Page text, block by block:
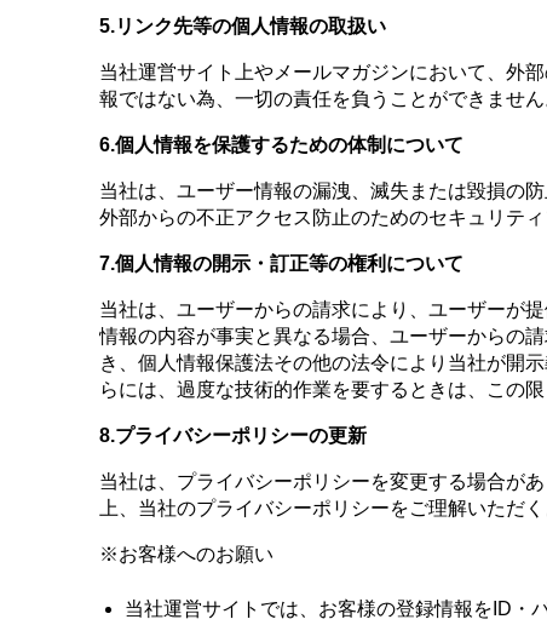
5.リンク先等の個人情報の取扱い
当社運営サイト上やメールマガジンにおいて、外
報ではない為、一切の責任を負うことができませ
6.個人情報を保護するための体制について
当社は、ユーザー情報の漏洩、滅失または毀損の
外部からの不正アクセス防止のためのセキュリテ
7.個人情報の開示・訂正等の権利について
当社は、ユーザーからの請求により、ユーザーが
情報の内容が事実と異なる場合、ユーザーからの
き、個人情報保護法その他の法令により当社が開
らには、過度な技術的作業を要するときは、この限
8.プライバシーポリシーの更新
当社は、プライバシーポリシーを変更する場合が
上、当社のプライバシーポリシーをご理解いただ
※お客様へのお願い
当社運営サイトでは、お客様の登録情報をID・